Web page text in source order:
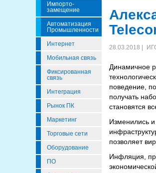
Импорто­
Замещение
Автоматизация
Промышленности
Интернет
Мобильная связь
Фиксированная
связь
Интеграция
Рынок ПК
Маркетинг
Торговые сети
Оборудование
ПО
28.03.2018 |
Динамичное
поведение,
получать
становятся
Изменились
позволяет
Инфляция,